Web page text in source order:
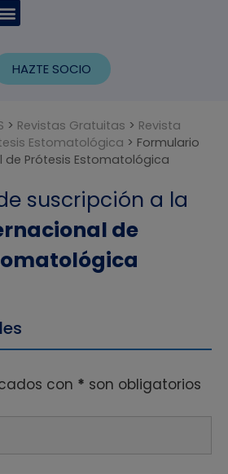
HAZTE SOCIO
> Revistas Gratuitas > Revista
Estomatológica > Formulario
de Prótesis Estomatológica
suscripción a la
de
con * son obligatorios